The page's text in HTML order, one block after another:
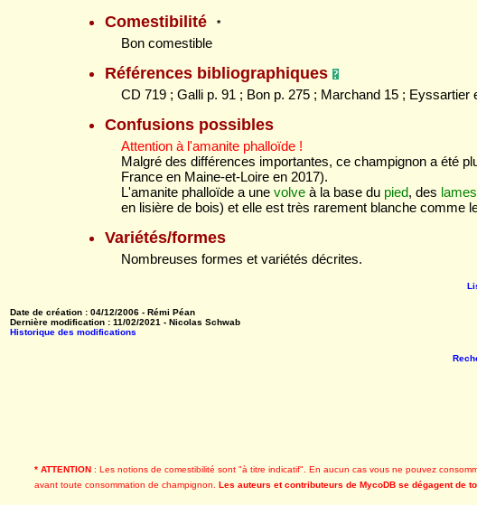
Comestibilité *
Bon comestible
Références bibliographiques
CD 719 ; Galli p. 91 ; Bon p. 275 ; Marchand 15 ; Eyssartier
Confusions possibles
Attention à l'amanite phalloïde !
Malgré des différences importantes, ce champignon a été
France en Maine-et-Loire en 2017).
L'amanite phalloïde a unevolve à la base du pied, des lames
en lisière de bois) et elle est très rarement blanche comme
Variétés/formes
Nombreuses formes et variétés décrites.
Date de création : 04/12/2006 - Rémi Péan
Dernière modification : 11/02/2021 - Nicolas Schwab
Historique des modifications
* ATTENTION: Les notions de comestibilité sont "à titre indicatif". En aucun cas vous ne pouvez
avant toute consommation de champignon. Les auteurs et contributeurs de MycoDB se dégagent de